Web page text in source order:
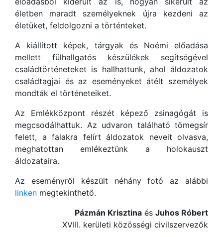
életben maradt személyeknek újra kezdeni az
életüket, feldolgozni a történteket.
A kiállított képek, tárgyak és Noémi előadása
mellett fülhallgatós készülékek segítségével
családtörténeteket is hallhattunk, ahol áldozatok
családtagjai és az eseményeket átélt személyek
mondták el történeteiket.
Az Emlékközpont részét képező zsinagógát is
megcsodálhattuk. Az udvaron található tömegsír
felett, a falakra felírt áldozatok neveit olvasva,
meghatottan emlékeztünk a holokauszt
áldozataira.
Az eseményről készült néhány fotó az alábbi
linken megtekinthető.
Pázmán Krisztina és Juhos Róbert
XVIII. kerületi közösségi civilszervezők